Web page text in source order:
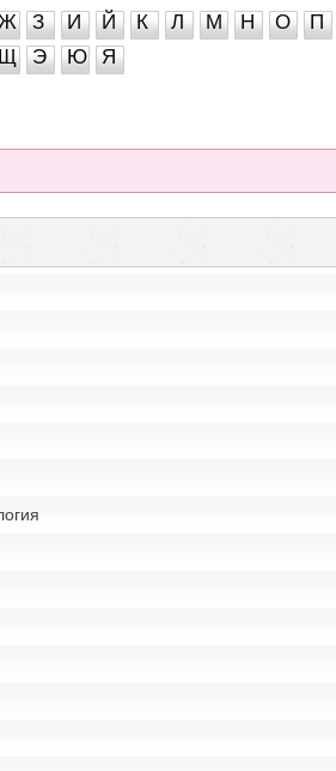
З И Й К Л М Н О П
Э Ю Я